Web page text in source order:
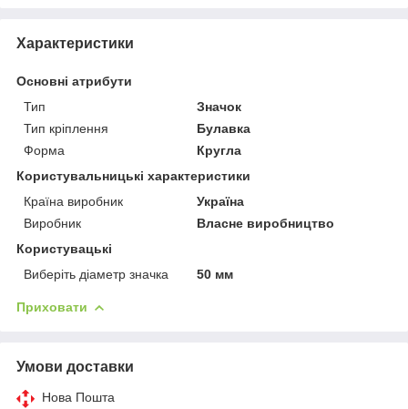
Характеристики
Основні атрибути
Тип
Значок
Тип кріплення
Булавка
Форма
Кругла
Користувальницькі характеристики
Країна виробник
Україна
Виробник
Власне виробництво
Користувацькі
Виберіть діаметр значка
50 мм
Приховати
Умови доставки
Нова Пошта